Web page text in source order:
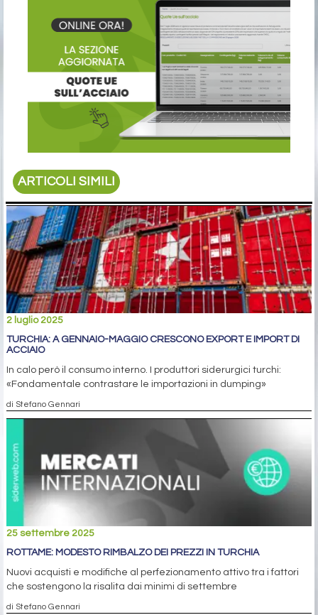
ARTICOLI SIMILI
2 luglio 2025
TURCHIA: A GENNAIO-MAGGIO CRESCONO EXPORT E IMPORT DI
ACCIAIO
In calo però il consumo interno. I produttori siderurgici turchi:
«Fondamentale contrastare le importazioni in dumping»
di Stefano Gennari
25 settembre 2025
ROTTAME: MODESTO RIMBALZO DEI PREZZI IN TURCHIA
Nuovi acquisti e modifiche al perfezionamento attivo tra i fattori
che sostengono la risalita dai minimi di settembre
di Stefano Gennari